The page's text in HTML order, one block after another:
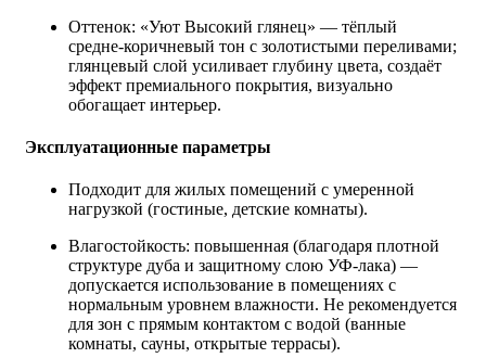
Оттенок: «Уют Высокий глянец» — тёплый
средне‑коричневый тон с золотистыми переливами;
глянцевый слой усиливает глубину цвета, создаёт
эффект премиального покрытия, визуально
обогащает интерьер.
Эксплуатационные параметры
Подходит для жилых помещений с умеренной
нагрузкой (гостиные, детские комнаты).
Влагостойкость: повышенная (благодаря плотной
структуре дуба и защитному слою УФ‑лака) —
допускается использование в помещениях с
нормальным уровнем влажности. Не рекомендуется
для зон с прямым контактом с водой (ванные
комнаты, сауны, открытые террасы).